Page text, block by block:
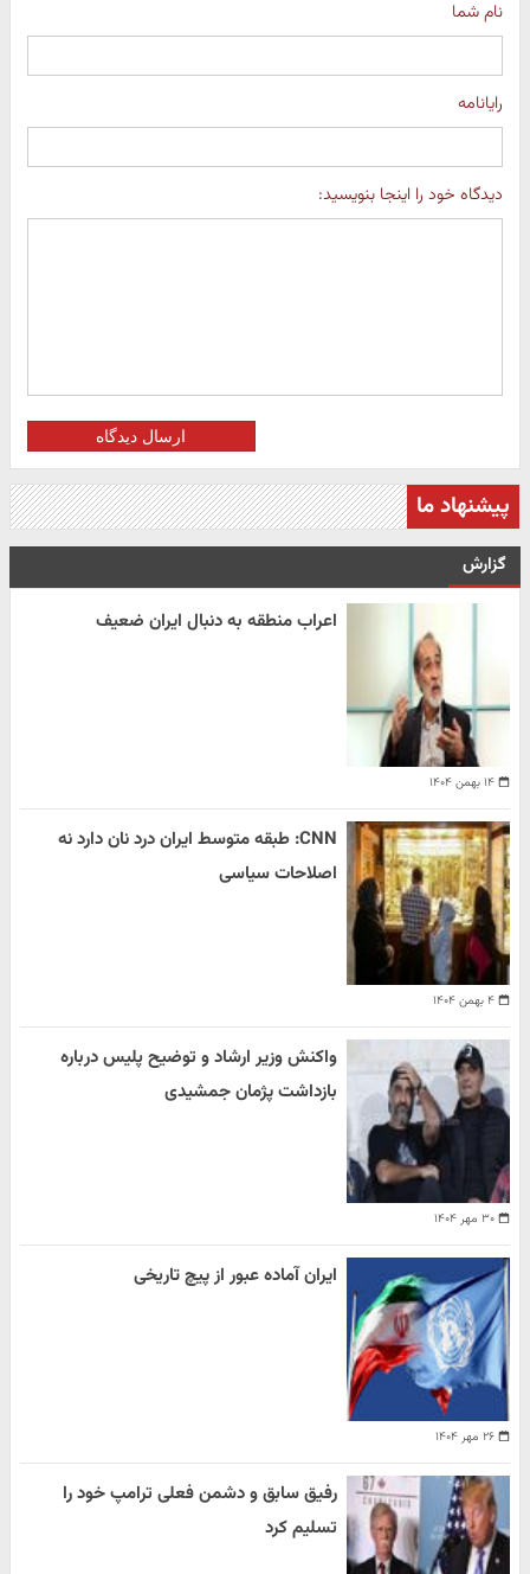
نام شما
رایانامه
دیدگاه خود را اینجا بنویسید:
ارسال دیدگاه
پیشنهاد ما
گزارش
۱۴ بهمن ۱۴۰۴
اعراب منطقه به دنبال ایران ضعیف
۴ بهمن ۱۴۰۴
CNN: طبقه متوسط ایران درد نان دارد نه
اصلاحات سیاسی
۳۰ مهر ۱۴۰۴
واکنش وزیر ارشاد و توضیح پلیس درباره
بازداشت پژمان جمشیدی
۲۶ مهر ۱۴۰۴
ایران آماده عبور از پیچ تاریخی
رفیق سابق و دشمن فعلی ترامپ خود را
تسلیم کرد